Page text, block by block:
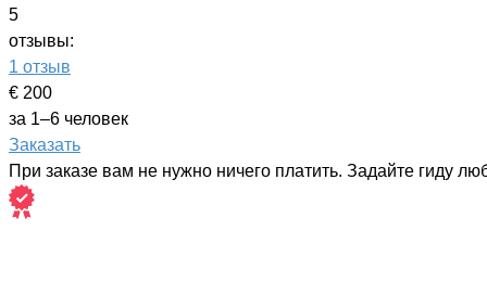
5
отзывы:
1 отзыв
€ 200
за 1–6 человек
Заказать
При заказе вам не нужно ничего платить. Задайте гиду